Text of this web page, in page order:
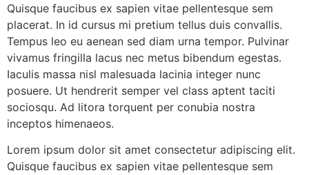
Quisque faucibus ex sapien vitae pellentesque sem
placerat. In id cursus mi pretium tellus duis convallis.
Tempus leo eu aenean sed diam urna tempor. Pulvinar
vivamus fringilla lacus nec metus bibendum egestas.
Iaculis massa nisl malesuada lacinia integer nunc
posuere. Ut hendrerit semper vel class aptent taciti
sociosqu. Ad litora torquent per conubia nostra
inceptos himenaeos.
Lorem ipsum dolor sit amet consectetur adipiscing elit.
Quisque faucibus ex sapien vitae pellentesque sem